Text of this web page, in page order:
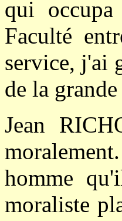
qui
Faculté
service, j'ai
de la
Jean
homme
moraliste